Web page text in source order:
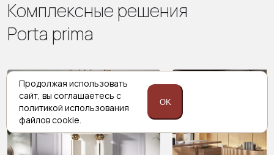
Комплексные решения
Porta prima
Межкомнатные двери
Продолжая использовать
сайт, вы соглашаетесь с
политикой использования
файлов cookie.
OK